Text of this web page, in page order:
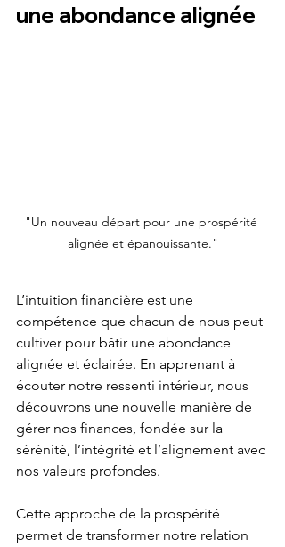
une abondance alignée
"Un nouveau départ pour une prospérité
alignée et épanouissante."
L’intuition financière est une
compétence que chacun de nous peut
cultiver pour bâtir une abondance
alignée et éclairée. En apprenant à
écouter notre ressenti intérieur, nous
découvrons une nouvelle manière de
gérer nos finances, fondée sur la
sérénité, l’intégrité et l’alignement avec
nos valeurs profondes.
Cette approche de la prospérité
permet de transformer notre relation